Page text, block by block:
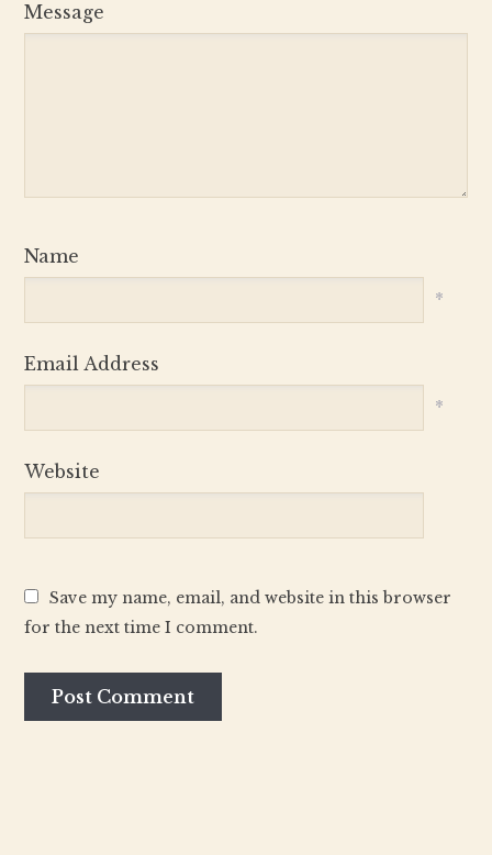
Message
Name
*
Email Address
*
Website
Save my name, email, and website in this browser
for the next time I comment.